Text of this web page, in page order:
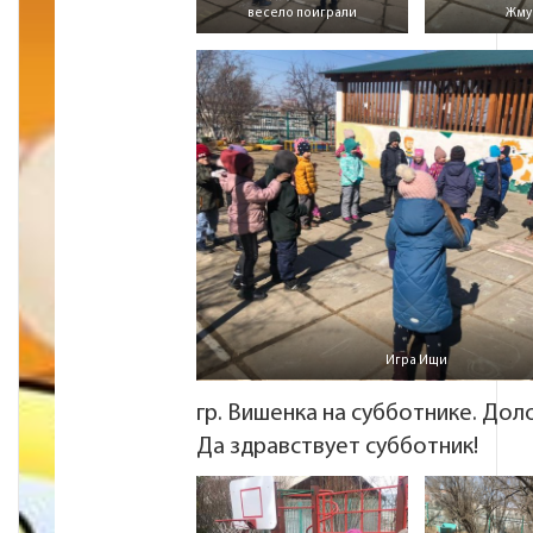
весело поиграли
Игра Ищи
гр. Вишенка на субботнике.
Да здравствует субботник!